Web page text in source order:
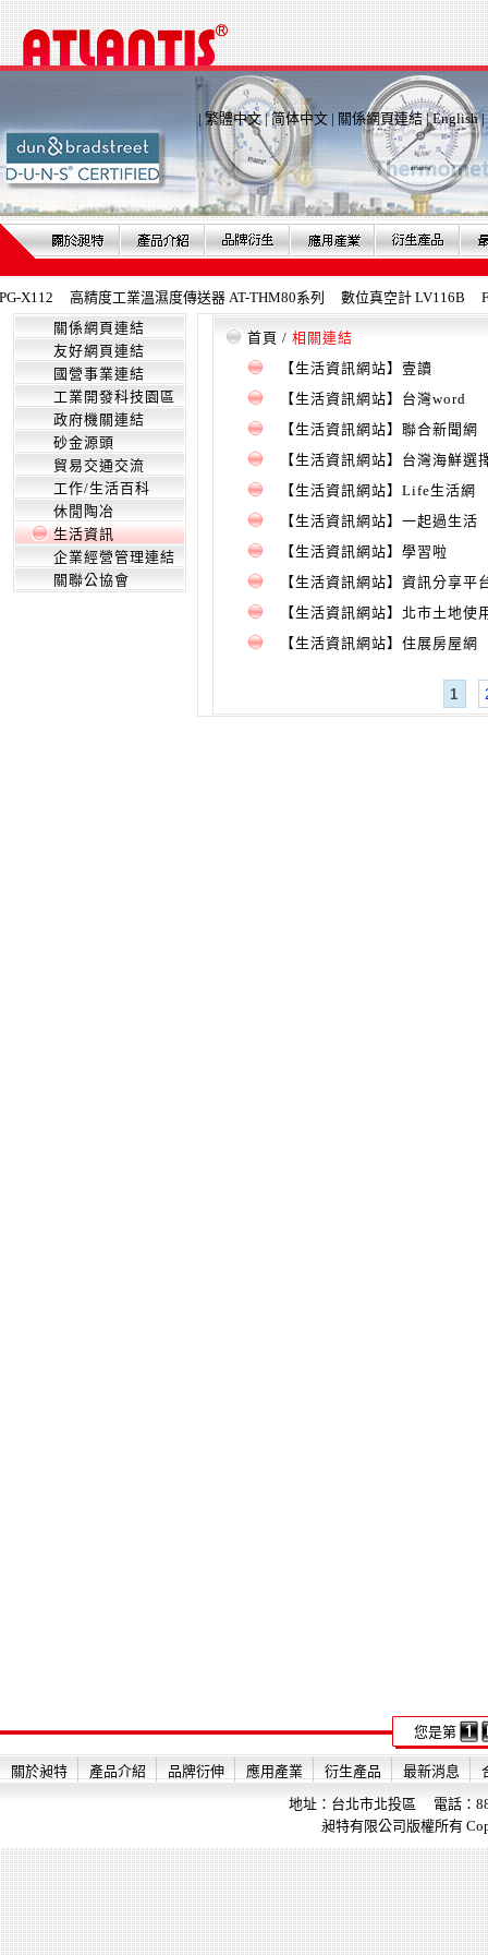
| 繁體中文|简体中文 | 關係網頁連結|English|
X112 高精度工業溫濕度傳送器 AT-THM80系列 數位真空計 LV116B
關係網頁連結
友好網頁連結
國營事業連結
工業開發科技園區
政府機關連結
砂金源頭
貿易交通交流
工作/生活百科
休閒陶冶
生活資訊
企業經營管理連結
關聯公協會
首頁 / 相關連結
【生活資訊網站】壹讀
【生活資訊網站】台灣word
【生活資訊網站】聯合新聞網
【生活資訊網站】台灣海鮮選
【生活資訊網站】Life生活網
【生活資訊網站】一起過生活
【生活資訊網站】學習啦
【生活資訊網站】資訊分享平
【生活資訊網站】北市土地使
【生活資訊網站】住展房屋網
1
您是第
關於昶特 產品介紹 品牌衍伸 應用產業 衍生產品 最新消息
地址：台北市北投區 電話：
昶特有限公司版權所有